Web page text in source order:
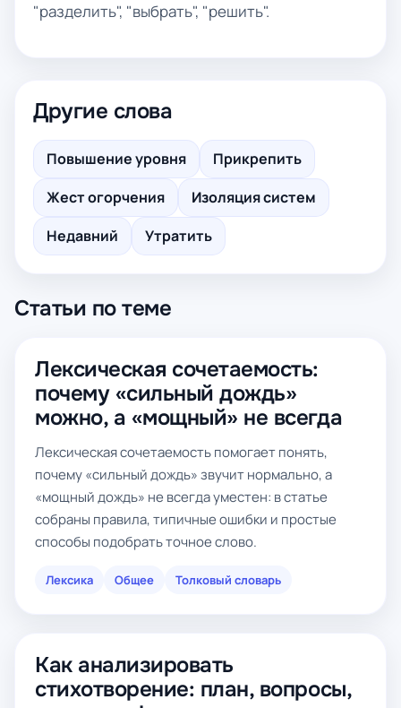
"разделить", "выбрать", "решить".
Другие слова
Повышение уровня
Прикрепить
Жест огорчения
Изоляция систем
Недавний
Утратить
Статьи по теме
Лексическая сочетаемость:
почему «сильный дождь»
можно, а «мощный» не всегда
Лексическая сочетаемость помогает понять,
почему «сильный дождь» звучит нормально, а
«мощный дождь» не всегда уместен: в статье
собраны правила, типичные ошибки и простые
способы подобрать точное слово.
Лексика Общее Толковый словарь
Как анализировать
стихотворение: план, вопросы,